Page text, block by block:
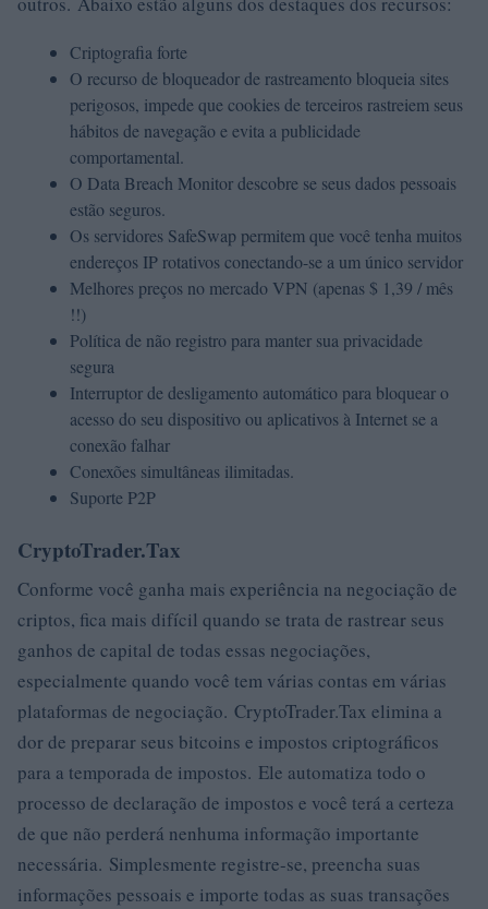
Criptografia forte
O recurso de bloqueador de rastreamento bloqueia sites
perigosos, impede que cookies de terceiros rastreiem seus
hábitos de navegação e evita a publicidade
comportamental.
O Data Breach Monitor descobre se seus dados pessoais
estão seguros.
Os servidores SafeSwap permitem que você tenha muitos
endereços IP rotativos conectando-se a um único servidor
Melhores preços no mercado VPN (apenas $ 1,39 / mês
!!)
Política de não registro para manter sua privacidade
segura
Interruptor de desligamento automático para bloquear o
acesso do seu dispositivo ou aplicativos à Internet se a
conexão falhar
Conexões simultâneas ilimitadas.
Suporte P2P
CryptoTrader.Tax
Conforme você ganha mais experiência na negociação de
criptos, fica mais difícil quando se trata de rastrear seus
ganhos de capital de todas essas negociações,
especialmente quando você tem várias contas em várias
plataformas de negociação. CryptoTrader.Tax elimina a
dor de preparar seus bitcoins e impostos criptográficos
para a temporada de impostos. Ele automatiza todo o
processo de declaração de impostos e você terá a certeza
de que não perderá nenhuma informação importante
necessária. Simplesmente registre-se, preencha suas
informações pessoais e importe todas as suas transações